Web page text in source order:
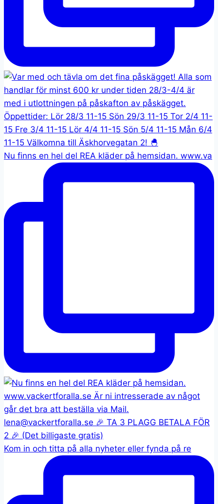
Nu finns en hel del REA kläder på hemsidan. www.va
Kom in och titta på alla nyheter eller fynda på re